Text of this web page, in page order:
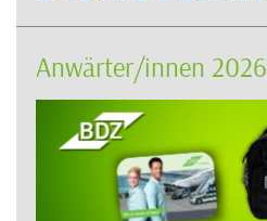
Anwärter/innen 2026